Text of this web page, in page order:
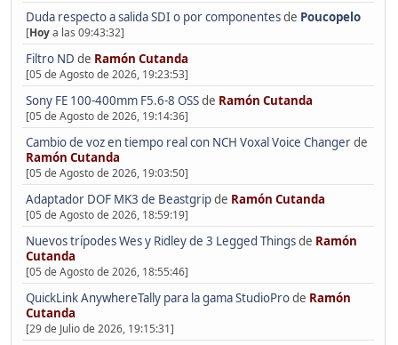
Duda respecto a salida SDI o por componentesde Poucopelo
[Hoya las 09:43:32]
Filtro ND de Ramón Cutanda
[05 de Agosto de 2026, 19:23:53]
Sony FE 100-400mm F5.6-8 OSSde Ramón Cutanda
[05 de Agosto de 2026, 19:14:36]
Cambio de voz en tiempo real con NCH Voxal Voice Changerde
Ramón Cutanda
[05 de Agosto de 2026, 19:03:50]
Adaptador DOF MK3 de Beastgripde Ramón Cutanda
[05 de Agosto de 2026, 18:59:19]
Nuevos trípodes Wes y Ridley de 3 Legged Thingsde Ramón
Cutanda
[05 de Agosto de 2026, 18:55:46]
QuickLink AnywhereTally para la gama StudioProde Ramón
Cutanda
[29 de Julio de 2026, 19:15:31]